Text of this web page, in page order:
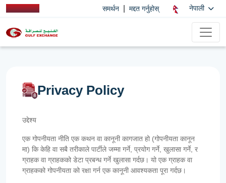
समर्थन मद्दत गर्नुहोस् नेपाली
Privacy Policy
उद्देश्य
एक गोपनीयता नीति एक कथन वा कानूनी कागजात हो (गोपनीयता कानून
मा) कि केहि वा सबै तरीकाले पार्टीले जम्मा गर्ने, प्रयोग गर्ने, खुलासा गर्ने, र
ग्राहक वा ग्राहकको डेटा प्रबन्ध गर्ने खुलासा गर्दछ। यो एक ग्राहक वा
ग्राहकको गोपनीयता को रक्षा गर्न एक कानूनी आवश्यकता पूरा गर्दछ।